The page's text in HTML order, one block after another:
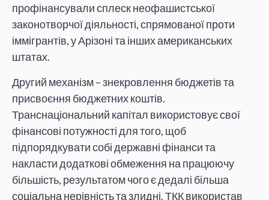
профінансували сплеск неофашистської
законотворчої діяльності, спрямованої проти
іммігрантів, у Арізоні та інших американських
штатах.
Другий механізм – знекровлення бюджетів та
присвоєння бюджетних коштів.
Транснаціональний капітал використовує свої
фінансові потужності для того, щоб
підпорядкувати собі державні фінанси та
накласти додаткові обмеження на працюючу
більшість, результатом чого є дедалі більша
соціальна нерівність та злидні. ТКК використав